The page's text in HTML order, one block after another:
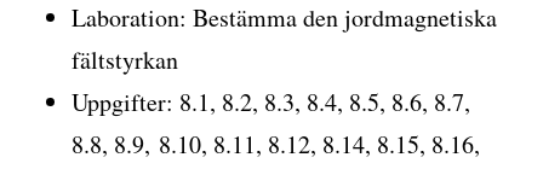
Laboration: Bestämma den jordmagnetiska
fältstyrkan
Uppgifter: 8.1, 8.2, 8.3, 8.4, 8.5, 8.6, 8.7,
8.8, 8.9, 8.10, 8.11, 8.12, 8.14, 8.15, 8.16,